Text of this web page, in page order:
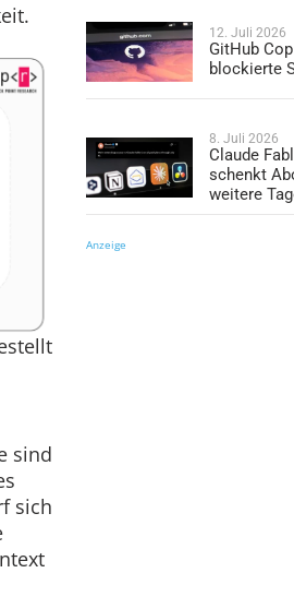
sind
sich
12. Juli 2026
GitHub
blockierte
8. Juli 2026
Claude
schenkt
weitere
Anzeige